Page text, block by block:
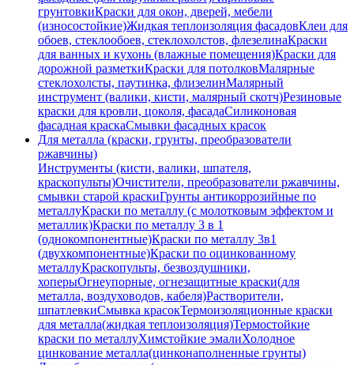
грунтовкиКраски для окон, дверей, мебели
(износостойкие)Жидкая теплоизоляция фасадовКлеи для
обоев, стеклообоев, стеклохолстов, флезелинаКраски
для ванных и кухонь (влажные помещения)Краски для
дорожной разметкиКраски для потолковМалярные
стеклохолсты, паутинка, флизелинМалярный
инструмент (валики, кисти, малярный скотч)Резиновые
краски для кровли, цоколя, фасадаСиликоновая
фасадная краскаСмывки фасадных красок
Для металла (краски, грунты, преобразователи
ржавчины)
Инструменты (кисти, валики, шпателя,
краскопульты)Очистители, преобразователи ржавчины,
смывки старой краскиГрунты антикоррозийные по
металлуКраски по металлу (с молотковым эффектом и
металлик)Краски по металлу 3 в 1
(однокомпонентные)Краски по металлу 3в1
(двухкомпонентные)Краски по оцинкованному
металлуКраскопульты, безвоздушники,
хоперыОгнеупорные, огнезащитные краски(для
металла, воздуховодов, кабеля)Растворители,
шпатлевкиСмывка красокТермоизоляционные краски
для металла(жидкая теплоизоляция)Термостойкие
краски по металлуХимстойкие эмалиХолодное
цинкование металла(цинконаполненные грунты)